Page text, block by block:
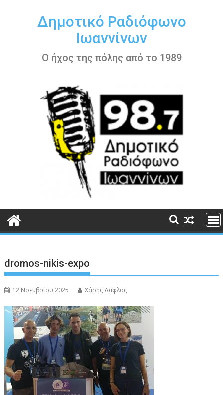
περιεχόμενοΔημοτικό Ραδιόφωνο
Ιωαννίνων
Ο ήχος της πόλης από το 1989
dromos-nikis-expo
12 Νοεμβρίου 2025 Χάρης Δάφλος